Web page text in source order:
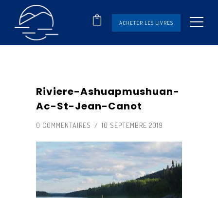
ACHETER LES LIVRES
Riviere-Ashuapmushuan-
Ac-St-Jean-Canot
0 COMMENTAIRES / 10 SEPTEMBRE 2019